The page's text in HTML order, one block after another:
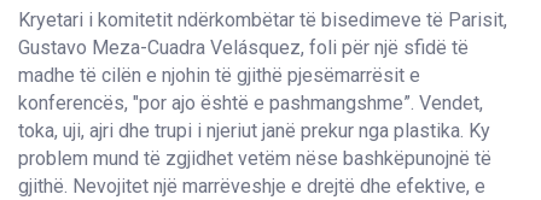
Kryetari i komitetit ndërkombëtar të bisedimeve të Parisit,
Gustavo Meza-Cuadra Velásquez, foli për një sfidë të
madhe të cilën e njohin të gjithë pjesëmarrësit e
konferencës, "por ajo është e pashmangshme”. Vendet,
toka, uji, ajri dhe trupi i njeriut janë prekur nga plastika. Ky
problem mund të zgjidhet vetëm nëse bashkëpunojnë të
gjithë. Nevojitet një marrëveshje e drejtë dhe efektive, e